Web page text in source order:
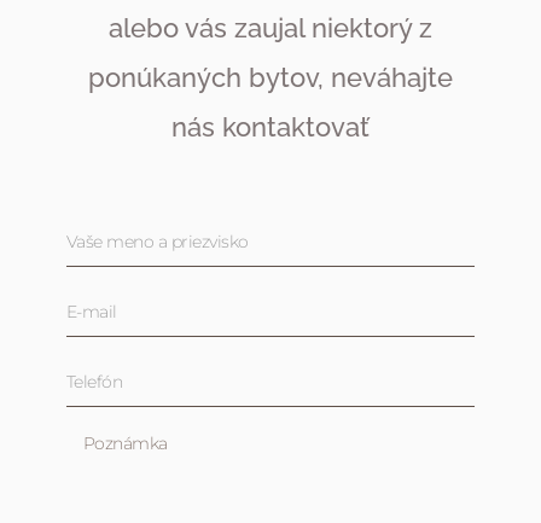
alebo vás zaujal niektorý z
ponúkaných bytov, neváhajte
nás kontaktovať